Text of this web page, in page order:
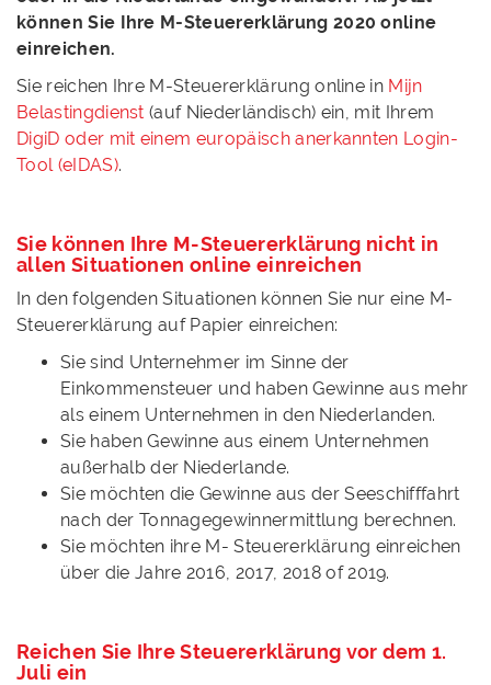
können Sie Ihre M-Steuererklärung 2020 online
einreichen.
Sie reichen Ihre M-Steuererklärung online in Mijn
Belastingdienst (auf Niederländisch) ein, mit Ihrem
DigiD oder mit einem europäisch anerkannten Login-
Tool (eIDAS).
Sie können Ihre M-Steuererklärung nicht in
allen Situationen online einreichen
In den folgenden Situationen können Sie nur eine M-
Steuererklärung auf Papier einreichen:
Sie sind Unternehmer im Sinne der
Einkommensteuer und haben Gewinne aus mehr
als einem Unternehmen in den Niederlanden.
Sie haben Gewinne aus einem Unternehmen
außerhalb der Niederlande.
Sie möchten die Gewinne aus der Seeschifffahrt
nach der Tonnagegewinnermittlung berechnen.
Sie möchten ihre M- Steuererklärung einreichen
über die Jahre 2016, 2017, 2018 of 2019.
Reichen Sie Ihre Steuererklärung vor dem 1.
Juli ein